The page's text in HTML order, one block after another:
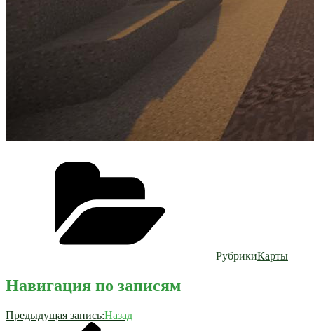
РубрикиКарты
Навигация по записям
Предыдущая запись:Назад